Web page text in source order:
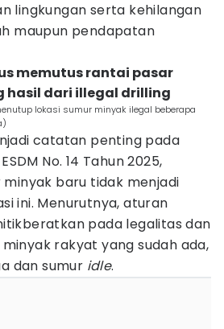
lingkungan serta kehilangan
maupun pendapatan
memutus rantai pasar
hasil dari illegal drilling
lokasi sumur minyak ilegal beberapa
catatan penting pada
No. 14 Tahun 2025,
baru tidak menjadi
ini. Menurutnya, aturan
pada legalitas dan
rakyat yang sudah ada,
dan sumur idle.